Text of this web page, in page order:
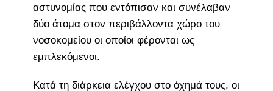
αστυνομίας που εντόπισαν και συνέλαβαν
δύο άτομα στον περιβάλλοντα χώρο του
νοσοκομείου οι οποίοι φέρονται ως
εμπλεκόμενοι.
Κατά τη διάρκεια ελέγχου στο όχημά τους, οι